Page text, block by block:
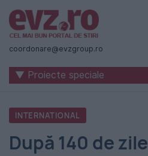
Știri
naționale
internaționale
România
-
coordonare@evzgroup.ro
▼ Proiecte speciale
INTERNATIONAL
După 140 de